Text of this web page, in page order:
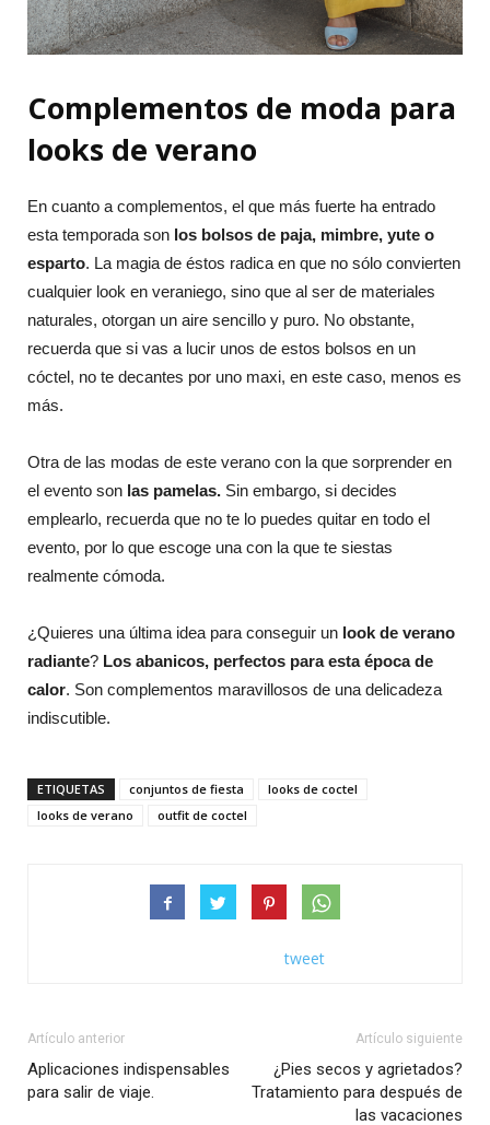
Complementos de moda para
looks de verano
En cuanto a complementos, el que más fuerte ha entrado
esta temporada son los bolsos de paja, mimbre, yute o
esparto. La magia de éstos radica en que no sólo convierten
cualquier look en veraniego, sino que al ser de materiales
naturales, otorgan un aire sencillo y puro. No obstante,
recuerda que si vas a lucir unos de estos bolsos en un
cóctel, no te decantes por uno maxi, en este caso, menos es
más.
Otra de las modas de este verano con la que sorprender en
el evento son las pamelas. Sin embargo, si decides
emplearlo, recuerda que no te lo puedes quitar en todo el
evento, por lo que escoge una con la que te siestas
realmente cómoda.
¿Quieres una última idea para conseguir un look de verano
radiante? Los abanicos, perfectos para esta época de
calor. Son complementos maravillosos de una delicadeza
indiscutible.
ETIQUETAS conjuntos de fiesta
looks de coctel
looks de verano
outfit de coctel
tweet
Artículo anterior
Aplicaciones indispensables
para salir de viaje.
Artículo siguiente
¿Pies secos y agrietados?
Tratamiento para después de
las vacaciones